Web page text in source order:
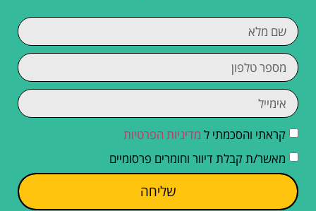
קראתי והסכמתי ל מדיניות הפרטיות
מאשר/ת קבלת דיוור וחומרים פרסומיים
שליחה